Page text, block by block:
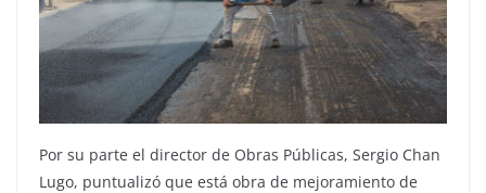
Por su parte el director de Obras Públicas, Sergio Chan
Lugo, puntualizó que está obra de mejoramiento de